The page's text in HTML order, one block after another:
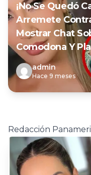
¡No Se Quedó
Arremete
Mostrar Chat
Comodona Y
admin
Hace 9 meses
Redacción